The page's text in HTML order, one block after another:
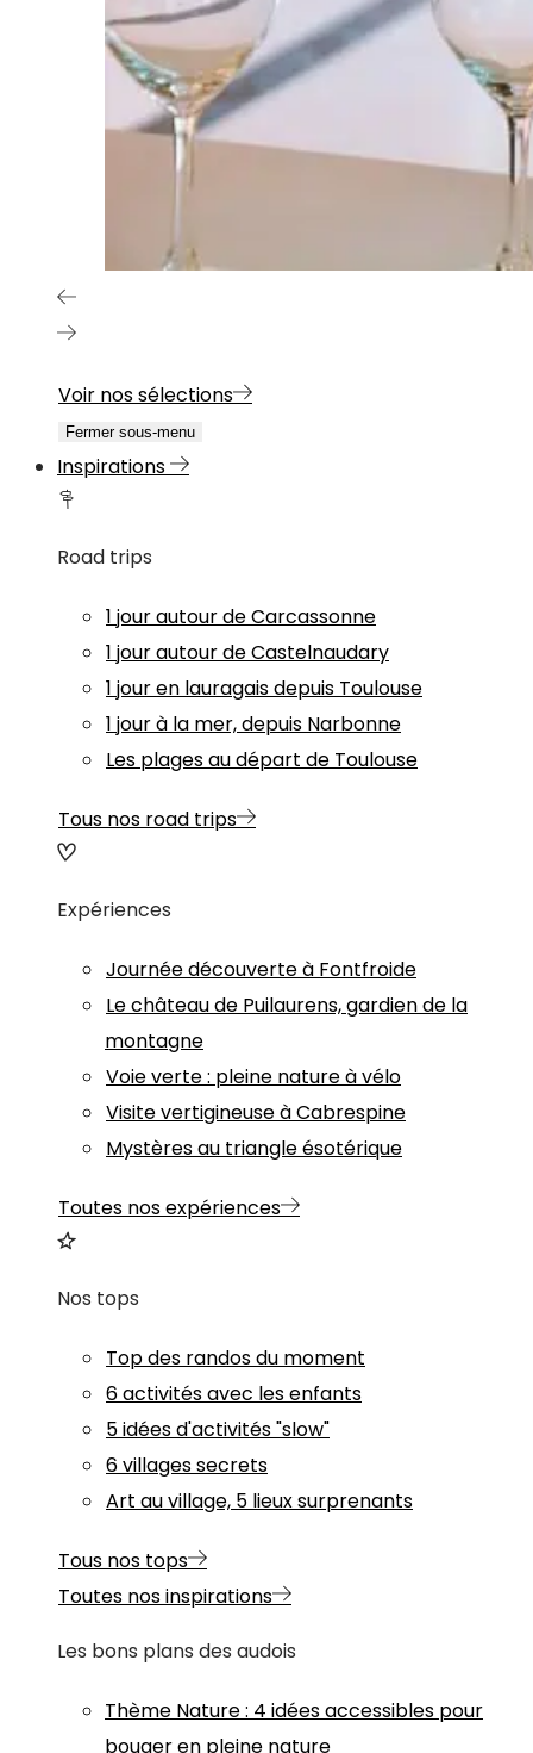
Voir nos sélections
Fermer sous-menu
Inspirations
Road trips
1 jour autour de Carcassonne
1 jour autour de Castelnaudary
1 jour en lauragais depuis Toulouse
1 jour à la mer, depuis Narbonne
Les plages au départ de Toulouse
Tous nos road trips
Expériences
Journée découverte à Fontfroide
Le château de Puilaurens, gardien de la
montagne
Voie verte : pleine nature à vélo
Visite vertigineuse à Cabrespine
Mystères au triangle ésotérique
Toutes nos expériences
Nos tops
Top des randos du moment
6 activités avec les enfants
5 idées d'activités "slow"
6 villages secrets
Art au village, 5 lieux surprenants
Tous nos tops
Toutes nos inspirations
Les bons plans des audois
Thème Nature: 4 idées accessibles pour
bouger en pleine nature